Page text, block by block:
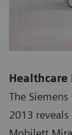
Healthcare
The
2013